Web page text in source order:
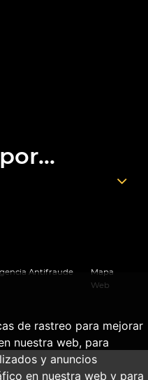
de rastreo para mejorar
nuestra web, para
y anuncios
en nuestra web y para
Antifraude
Mapa
Web